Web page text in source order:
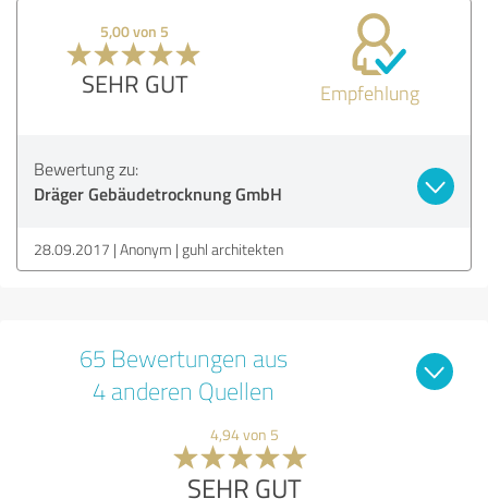
5,00 von 5
SEHR GUT Empfehlung
Bewertung zu:
Dräger Gebäudetrocknung GmbH
28.09.2017 Anonym guhl architekten
65 Bewertungen aus
4 anderen Quellen
4,94 von 5
SEHR GUT